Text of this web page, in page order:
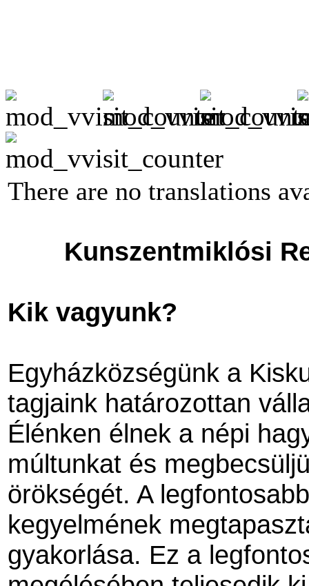
There are no translations
Kunszentmiklósi
Kik vagyunk?
Egyházközségünk a
tagjaink határozottan
Élénken élnek a népi
múltunkat és
örökségét. A
kegyelmének
gyakorlása. Ez a